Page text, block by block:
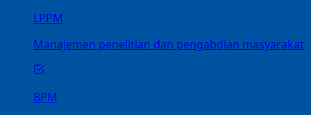
LPPM
Manajemen penelitian dan pengabdian masyarakat
BPM